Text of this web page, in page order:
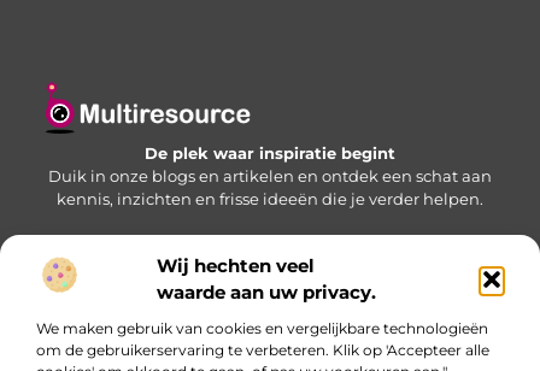
Wij hechten veel
waarde aan uw privacy.
We maken gebruik van cookies en vergelijkbare technologieën
om de gebruikerservaring te verbeteren. Klik op 'Accepteer alle
De plek waar inspiratie begint
Duik in onze blogs en artikelen en ontdek een schat aan
kennis, inzichten en frisse ideeën die je verder helpen.
Bericht categorie